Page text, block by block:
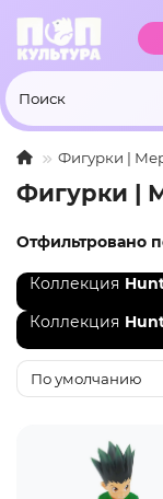
Фигурки |
Фигурки |
Отфильтровано
Коллекция
Коллекция